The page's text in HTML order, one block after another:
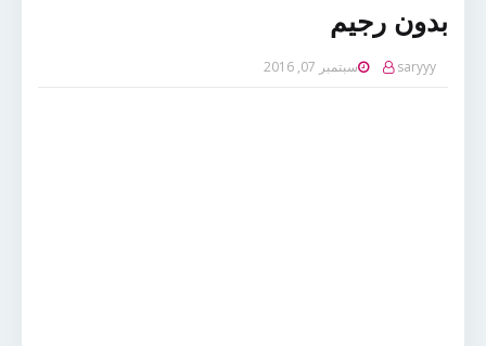
بدون رجيم
saryyy سبتمبر 07, 2016